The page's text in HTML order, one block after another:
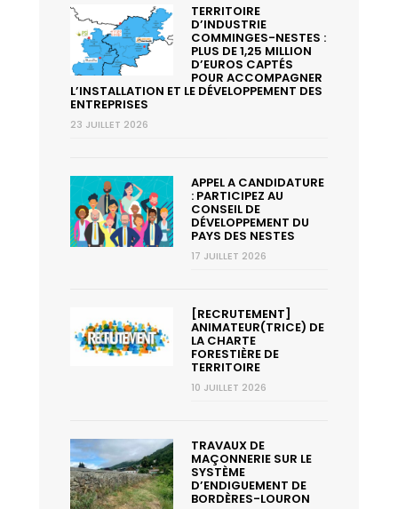
TERRITOIRE
D’INDUSTRIE
COMMINGES-NESTES :
PLUS DE 1,25 MILLION
D’EUROS CAPTÉS
POUR ACCOMPAGNER
L’INSTALLATION ET LE DÉVELOPPEMENT DES
ENTREPRISES
23 JUILLET 2026
APPEL A CANDIDATURE
: PARTICIPEZ AU
CONSEIL DE
DÉVELOPPEMENT DU
PAYS DES NESTES
17 JUILLET 2026
[RECRUTEMENT]
ANIMATEUR(TRICE) DE
LA CHARTE
FORESTIÈRE DE
TERRITOIRE
10 JUILLET 2026
TRAVAUX DE
MAÇONNERIE SUR LE
SYSTÈME
D’ENDIGUEMENT DE
BORDÈRES-LOURON